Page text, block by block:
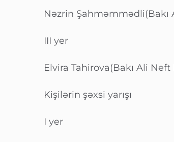
Nəzrin Şahməmmədli(Bakı
III yer
Elvira Tahirova(Bakı Ali
Kişilərin şəxsi yarışı
I yer